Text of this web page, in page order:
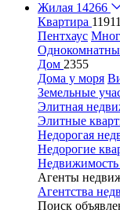
Жилая 14266
Квартира 11911
Пентхаус
Дом 2355
Дома у моря
Земельные
Элитная
Элитные
Недорогая
Недорогие
Недвижимость
Агенты
Агентства
Поиск